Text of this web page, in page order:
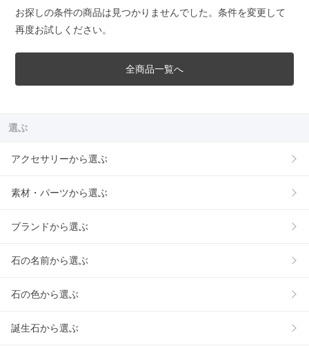
お探しの条件の商品は見つかりませんでした。条件を変更して
再度お試しください。
全商品一覧へ
選ぶ
アクセサリーから選ぶ
素材・パーツから選ぶ
ブランドから選ぶ
石の名前から選ぶ
石の色から選ぶ
誕生石から選ぶ